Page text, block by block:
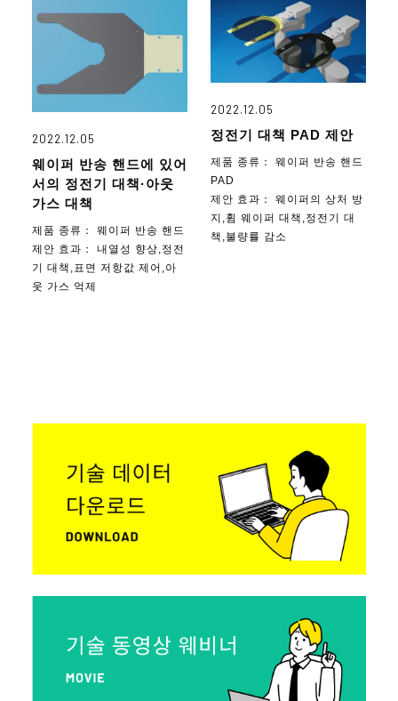
2022.12.05
웨이퍼 반송 핸드에 있어
서의 정전기 대책·아웃
가스 대책
제품 종류： 웨이퍼 반송 핸드
제안 효과： 내열성 향상,정전
기 대책,표면 저항값 제어,아
웃 가스 억제
2022.12.05
정전기 대책 PAD 제안
제품 종류：웨이퍼 반송 핸드
PAD
제안 효과：웨이퍼의 상처 방
지,휨 웨이퍼 대책,정전기 대
책,불량률 감소